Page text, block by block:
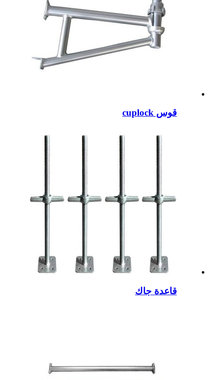
قوس cuplock
قاعدة جاك